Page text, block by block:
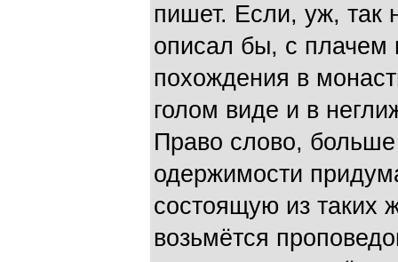
пишет. Если, уж, так
описал бы, с плачем
похождения в
голом виде и в
Право слово,
одержимости
состоящую из таких
возьмётся